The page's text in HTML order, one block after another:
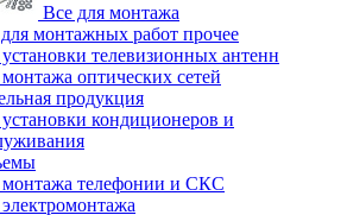
Все для монтажа
монтажных работ прочее
телевизионных антенн
оптических сетей
продукция
кондиционеров и
телефонии и СКС